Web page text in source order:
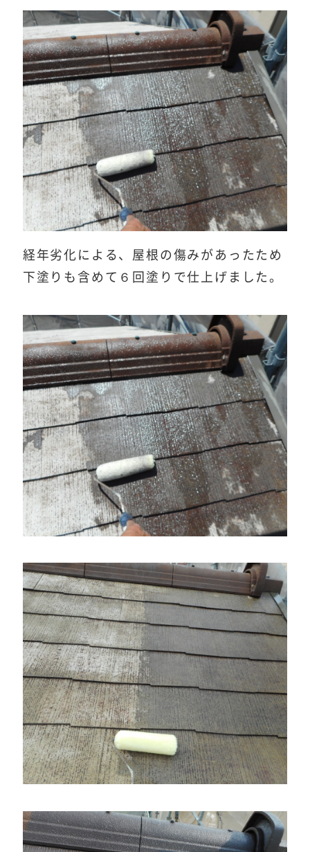
経年劣化による、屋根の傷みがあったため
下塗りも含めて６回塗りで仕上げました。